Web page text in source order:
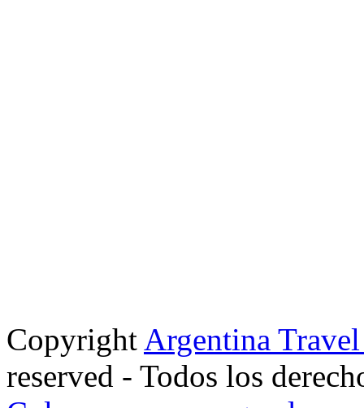
Copyright Argentina
reserved - Todos los